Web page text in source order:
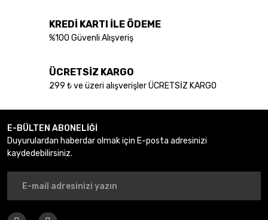
KREDİ KARTI İLE ÖDEME
%100 Güvenli Alışveriş
ÜCRETSİZ KARGO
299 ₺ ve üzeri alışverişler ÜCRETSİZ KARGO
E-BÜLTEN ABONELİĞİ
Duyurulardan haberdar olmak için E-posta adresinizi
kaydedebilirsiniz.